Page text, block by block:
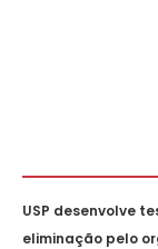
USP desenvolve
eliminação pelo